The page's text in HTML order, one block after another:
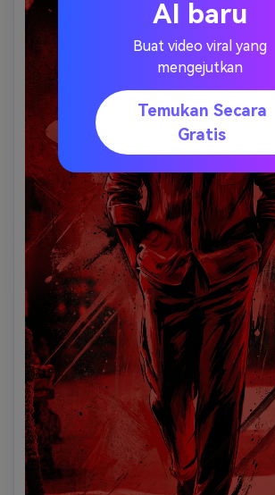
tepi hitam yang jelas, bayangan berat,
tepi tajam di sepanjang bahu, lengan,
tepi senjata; perkaya tekstur pakaian
lebih gelap, lipatan bersih, dan
pencahayaan sinematik dramatis
yang kuat dan sorotan terarah untuk
dan intensitas; komposisi harus terasa
konsep teater akhir, bukan bingkai film;
ultra-detail, tepi tajam, atmosfer
eksplosif, render siap poster 4K; tidak
tidak ada tanda air, tidak ada logo,
pastel, tidak ada rendering
AI baru
Buat video viral yang
mengejutkan
Temukan Secara
Gratis